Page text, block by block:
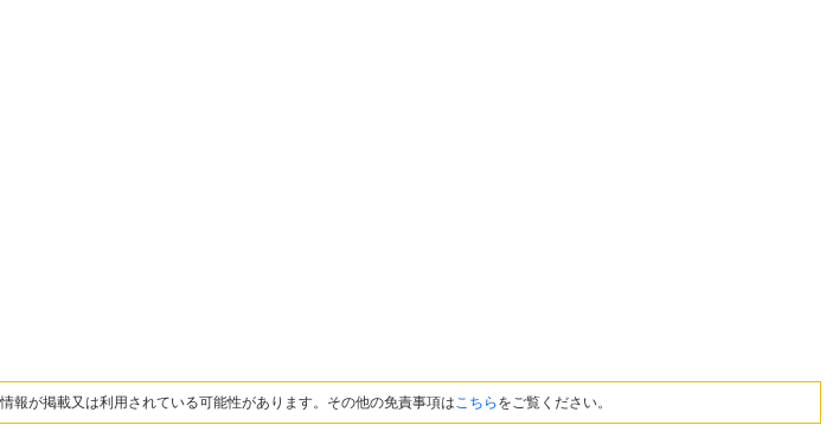
報が掲載又は利用されている可能性があります。その他の免責事項はこちら をご覧ください。